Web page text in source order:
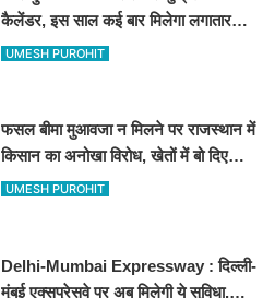
कैलेंडर, इस साल कई बार मिलेगा लगातार
अवकाश, देखें
UMESH PUROHIT
फसल बीमा मुआवजा न मिलने पर राजस्थान में
किसान का अनोखा विरोध, खेतों में बो दिए
500-500 रुपए के नोट, वीडियो वायरल
UMESH PUROHIT
Delhi-Mumbai Expressway : दिल्ली-
मुंबई एक्सप्रेसवे पर अब मिलेगी ये सुविधा,